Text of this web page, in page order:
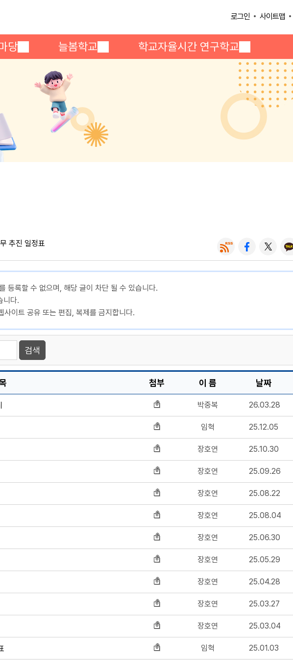
로그인
사이트맵
당 늘봄학교 학교자율시간 연구학교
추진 일정표
등록할 수 없으며, 해당 글이 차단 될 수 있습니다.
니다.
이트 공유 또는 편집, 복제를 금지합니다.
첨부 이 름 날짜
박중복 26.03.28
임혁 25.12.05
장호연 25.10.30
장호연 25.09.26
장호연 25.08.22
장호연 25.08.04
장호연 25.06.30
장호연 25.05.29
장호연 25.04.28
장호연 25.03.27
장호연 25.03.04
임혁 25.01.03